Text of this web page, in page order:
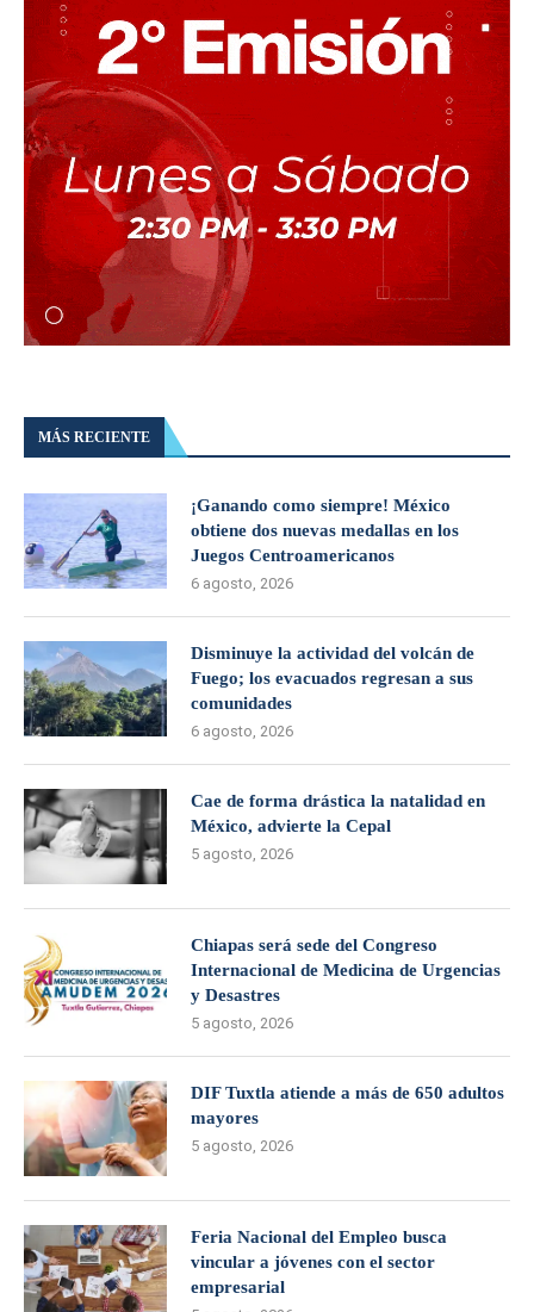
MÁS RECIENTE
¡Ganando como siempre! México
obtiene dos nuevas medallas en los
Juegos Centroamericanos
6 agosto, 2026
Disminuye la actividad del volcán de
Fuego; los evacuados regresan a sus
comunidades
6 agosto, 2026
Cae de forma drástica la natalidad en
México, advierte la Cepal
5 agosto, 2026
Chiapas será sede del Congreso
Internacional de Medicina de Urgencias
y Desastres
5 agosto, 2026
DIF Tuxtla atiende a más de 650 adultos
mayores
5 agosto, 2026
Feria Nacional del Empleo busca
vincular a jóvenes con el sector
empresarial